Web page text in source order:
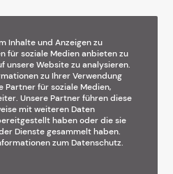
Performance
Datenschutz
Inhalte und Anzeigen zu
für soziale Medien anbieten zu
unsere Website zu analysieren.
zu Ihrer Verwendung
Partner für soziale Medien,
Unsere Partner führen diese
mit weiteren Daten
haben oder die sie
Dienste gesammelt haben.
zum Datenschutz.